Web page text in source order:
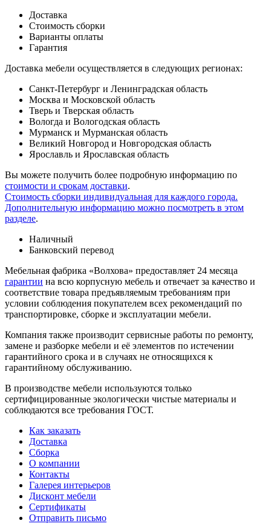
Доставка
Стоимость сборки
Варианты оплаты
Гарантия
Доставка мебели осуществляется в следующих регионах:
Санкт-Петербург и Ленинградская область
Москва и Московской область
Тверь и Тверская область
Вологда и Вологодская область
Мурманск и Мурманская область
Великий Новгород и Новгородская область
Ярославль и Ярославская область
Вы можете получить более подробную информацию по
стоимости и срокам доставки.
Стоимость сборки индивидуальная для каждого города.
Дополнительную информацию можно посмотреть в этом
разделе.
Наличный
Банковский перевод
Мебельная фабрика «Волхова» предоставляет 24 месяца
гарантии на всю корпусную мебель и отвечает за качество и
соответствие товара предъяв­ляе­мым требованиям при
условии соблюдения покупателем всех рекомендаций по
транспорти­ровке, сборке и эксплуатации мебели.
Компания также производит сервисные работы по ремонту,
замене и разборке мебели и её элементов по истечении
гарантийного срока и в случаях не относящихся к
гарантийному обслуживанию.
В производстве мебели используются только
сертифицированные экологически чистые материалы и
соблюдаются все требования ГОСТ.
Как заказать
Доставка
Сборка
О компании
Контакты
Галерея интерьеров
Дисконт мебели
Сертификаты
Отправить письмо